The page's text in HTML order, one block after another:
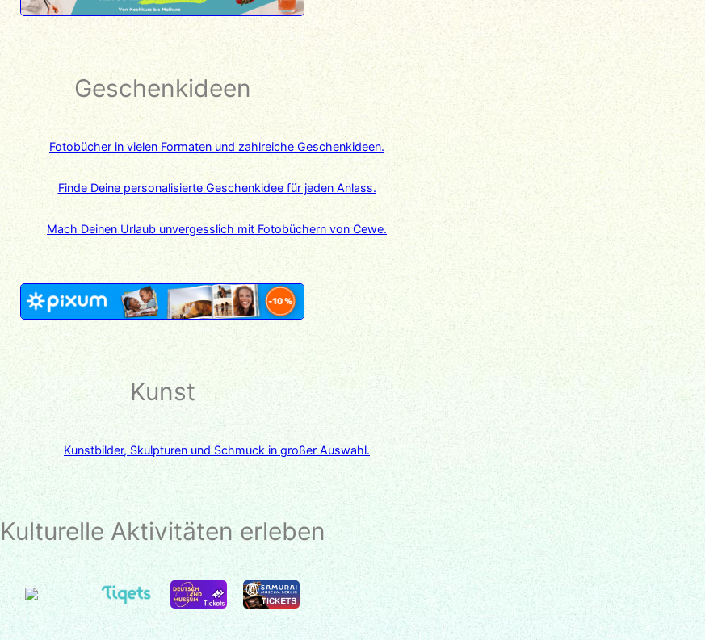
Geschenkideen
Fotobücher in vielen Formaten und zahlreiche Geschenkideen.
Finde Deine personalisierte Geschenkidee für jeden Anlass.
Mach Deinen Urlaub unvergesslich mit Fotobüchern von Cewe.
Kunst
Kunstbilder, Skulpturen und Schmuck in großer Auswahl.
Kulturelle Aktivitäten erleben